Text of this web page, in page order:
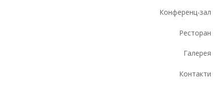
Конференц-зал
Ресторан
Галерея
Контакти